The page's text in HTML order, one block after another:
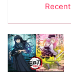
Recent